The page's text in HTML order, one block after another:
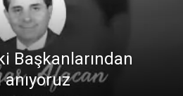
Başkanlarından
anıyoruz